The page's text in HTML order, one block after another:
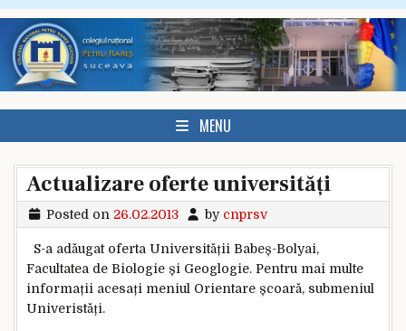
Skip to content
MENU
Actualizare oferte universități
Posted on 26.02.2013 by cnprsv
S-a adăugat oferta Universității Babeș-Bolyai,
Facultatea de Biologie și Geoglogie. Pentru mai multe
informații acesați meniul Orientare școară, submeniul
Univeristăți.